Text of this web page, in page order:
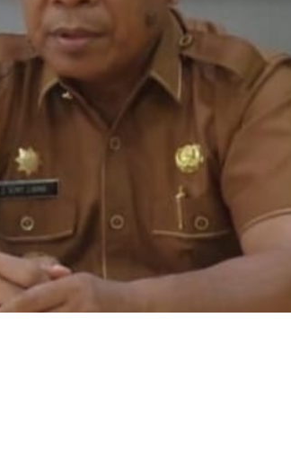
Ucapan
Selamat Atas
Pelatikan
Wabup Alor
Selamat Atas
Wabup Alor
Ucapan
Selamat
Bupati Dan
Wabup Alor